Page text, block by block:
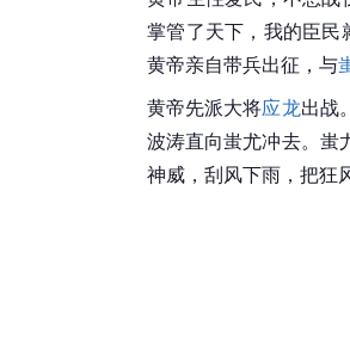
掌管了天下，我的臣民
黄帝亲自带兵出征，与
黄帝先派大将应龙出战
波涛直向蚩尤冲去。蚩
神威，刮风下雨，把狂